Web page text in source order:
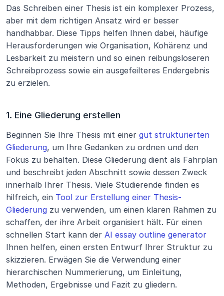
Das Schreiben einer Thesis ist ein komplexer Prozess,
aber mit dem richtigen Ansatz wird er besser
handhabbar. Diese Tipps helfen Ihnen dabei, häufige
Herausforderungen wie Organisation, Kohärenz und
Lesbarkeit zu meistern und so einen reibungsloseren
Schreibprozess sowie ein ausgefeilteres Endergebnis
zu erzielen.
1. Eine Gliederung erstellen
Beginnen Sie Ihre Thesis mit einer gut strukturierten
Gliederung, um Ihre Gedanken zu ordnen und den
Fokus zu behalten. Diese Gliederung dient als Fahrplan
und beschreibt jeden Abschnitt sowie dessen Zweck
innerhalb Ihrer Thesis. Viele Studierende finden es
hilfreich, ein Tool zur Erstellung einer Thesis-
Gliederung zu verwenden, um einen klaren Rahmen zu
schaffen, der ihre Arbeit organisiert hält. Für einen
schnellen Start kann der AI essay outline generator
Ihnen helfen, einen ersten Entwurf Ihrer Struktur zu
skizzieren. Erwägen Sie die Verwendung einer
hierarchischen Nummerierung, um Einleitung,
Methoden, Ergebnisse und Fazit zu gliedern.